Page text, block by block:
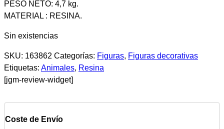
PESO NETO: 4,7 kg.
MATERIAL : RESINA.
Sin existencias
SKU: 163862 Categorías: Figuras, Figuras decorativas
Etiquetas: Animales, Resina
[jgm-review-widget]
Coste de Envío